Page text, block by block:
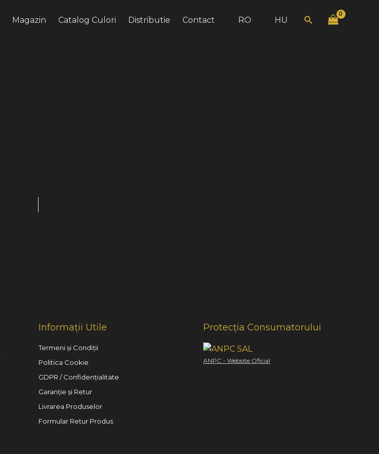
Magazin Catalog Culori Distributie Contact RO HU Search
Informații Utile
Termeni și Condiții
Politica Cookie
GDPR / Confidențialitate
Garanție și Retur
Livrarea Produselor
Formular Retur Produs
Protecția Consumatorului
ANPC - Website Oficial